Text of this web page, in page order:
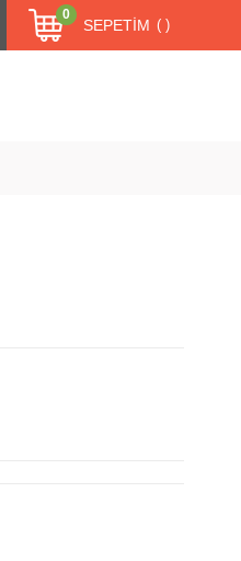
SEPETIM
0